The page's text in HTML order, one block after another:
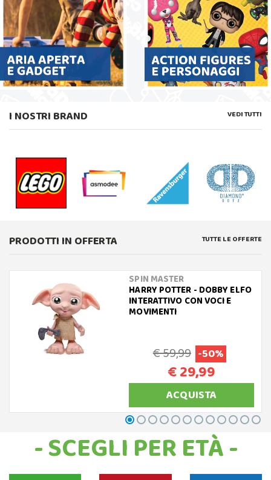
I NOSTRI BRAND VEDI TUTTI
PRODOTTI IN OFFERTA TUTTE LE OFFERTE
SPIN MASTER
HARRY POTTER - DOBBY ELFO
INTERATTIVO CON VOCI E
MOVIMENTI
€ 59,99 -50%
€ 29,99
ACQUISTA
- SCEGLI PER ETÀ -